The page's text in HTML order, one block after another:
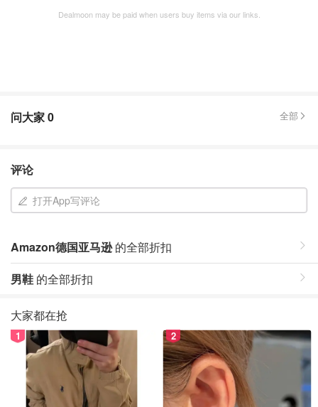
Dealmoon may be paid when users buy items via our links.
问大家0 全部
评论
打开App写评论
Amazon德国亚马逊的全部折扣
男鞋 的全部折扣
大家都在抢
1 2